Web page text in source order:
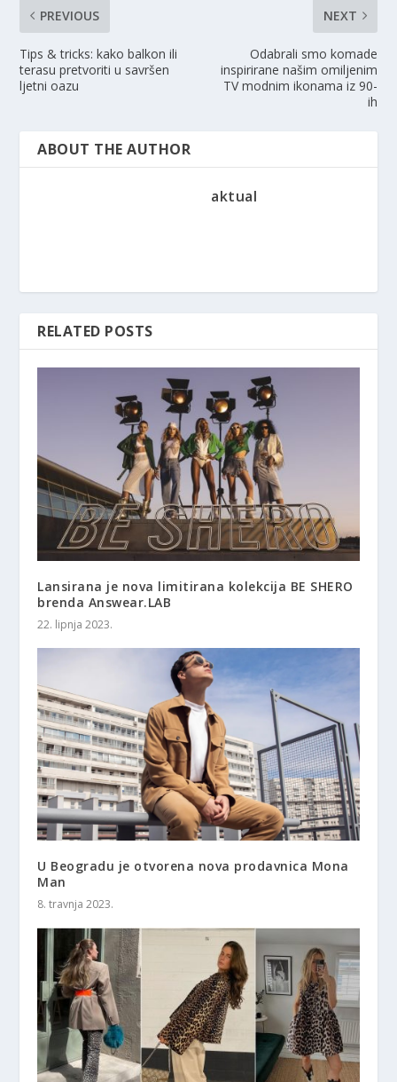
PREVIOUS
Tips & tricks: kako balkon ili
terasu pretvoriti u savršen
ljetni oazu
NEXT
Odabrali smo komade
inspirirane našim omiljenim
TV modnim ikonama iz 90-
ih
ABOUT THE AUTHOR
aktual
RELATED POSTS
Lansirana je nova limitirana kolekcija BE SHERO
brenda Answear.LAB
22. lipnja 2023.
U Beogradu je otvorena nova prodavnica Mona
Man
8. travnja 2023.